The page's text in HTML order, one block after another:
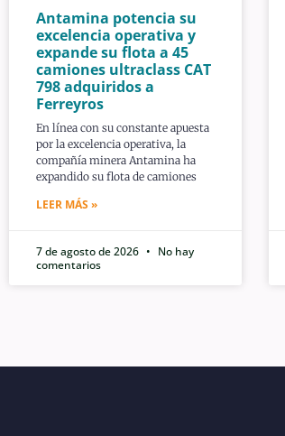
Antamina potencia su
excelencia operativa y
expande su flota a 45
camiones ultraclass CAT
798 adquiridos a
Ferreyros
En línea con su constante apuesta
por la excelencia operativa, la
compañía minera Antamina ha
expandido su flota de camiones
LEER MÁS »
7 de agosto de 2026
No hay
comentarios